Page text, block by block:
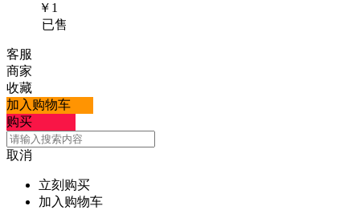
￥ 1
已售
客服
商家
收藏
加入购物车
购买
取消
立刻购买
加入购物车